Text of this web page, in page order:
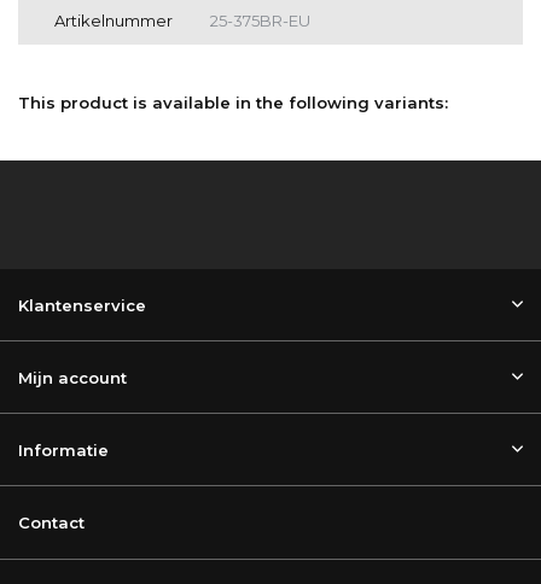
Artikelnummer 25-375BR-EU
This product is available in the following variants:
Klantenservice
Mijn account
Informatie
Contact